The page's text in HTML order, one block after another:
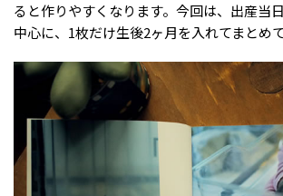
ると作りやすくなります。今回は、出産当
中心に、1枚だけ生後2ヶ月を入れてまとめ